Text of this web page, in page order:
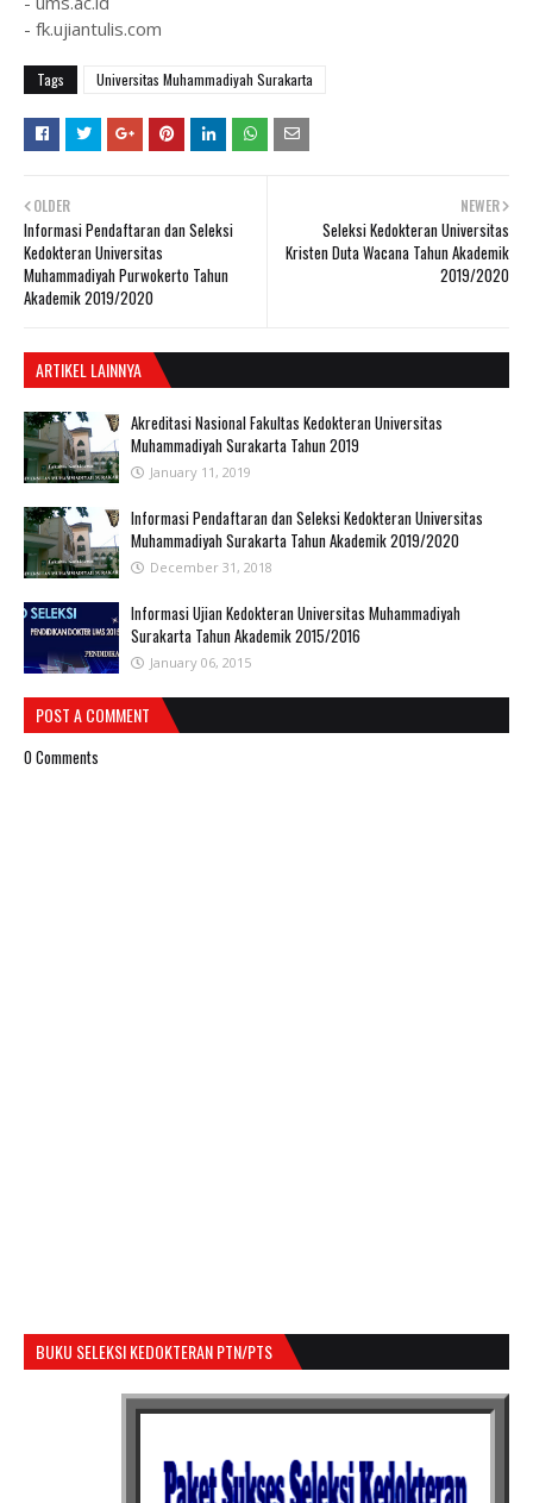
- fk.ujiantulis.com
Tags Universitas Muhammadiyah Surakarta
NEWER
Seleksi Kedokteran Universitas
Kristen Duta Wacana Tahun Akademik
2019/2020
OLDER
Informasi Pendaftaran dan Seleksi
Kedokteran Universitas
Muhammadiyah Purwokerto Tahun
Akademik 2019/2020
ARTIKEL LAINNYA
Akreditasi Nasional Fakultas Kedokteran Universitas
Muhammadiyah Surakarta Tahun 2019
January 11, 2019
Informasi Pendaftaran dan Seleksi Kedokteran Universitas
Muhammadiyah Surakarta Tahun Akademik 2019/2020
December 31, 2018
Informasi Ujian Kedokteran Universitas Muhammadiyah
Surakarta Tahun Akademik 2015/2016
January 06, 2015
POST A COMMENT
0 Comments
BUKU SELEKSI KEDOKTERAN PTN/PTS